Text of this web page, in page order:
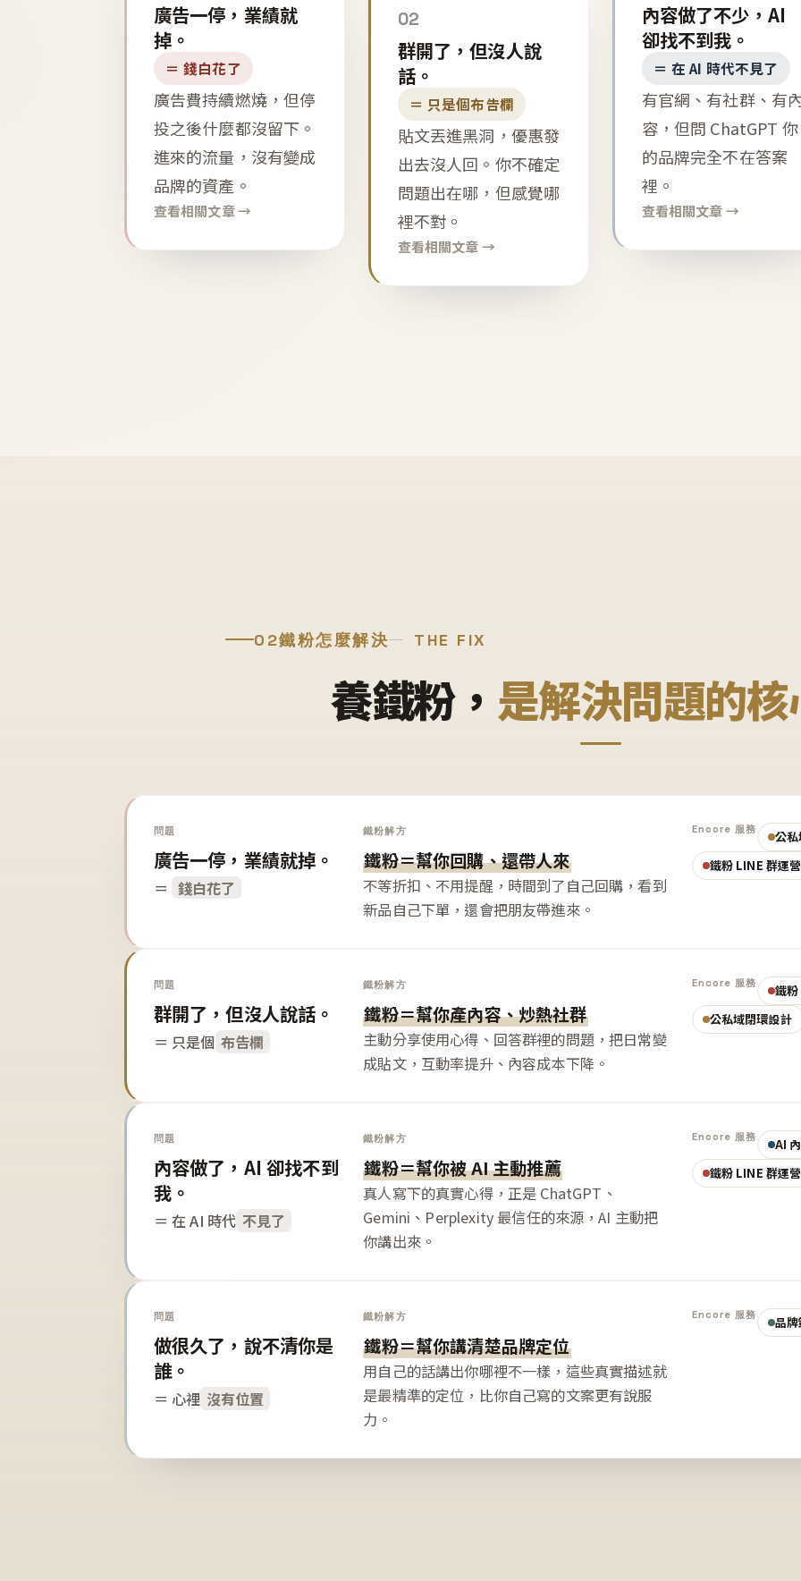
廣告一停，業績就
掉。
＝ 錢白花了
廣告費持續燃燒，但停
投之後什麼都沒留下。
進來的流量，沒有變成
品牌的資產。
查看相關文章 →
02
群開了，但沒人說
話。
＝ 只是個布告欄
貼文丟進黑洞，優惠發
出去沒人回。你不確定
問題出在哪，但感覺哪
裡不對。
查看相關文章 →
內容做了不少，AI
卻找不到我。
＝ 在 AI 時代不見了
有官網、有社群、有
容，但問 ChatGPT 你
的品牌完全不在答案
裡。
查看相關文章 →
02鐵粉怎麼解決 THE FIX
養鐵粉， 是解決問題的
問題
廣告一停，業績就掉。
＝ 錢白花了
鐵粉解方
鐵粉＝幫你回購、還帶人來
不等折扣、不用提醒，時間到了自己回購，看到
新品自己下單，還會把朋友帶進來。
Encore 服務
公
鐵粉 LINE 群運營
問題
群開了，但沒人說話。
＝ 只是個 布告欄
鐵粉解方
鐵粉＝幫你產內容、炒熱社群
主動分享使用心得、回答群裡的問題，把日常變
成貼文，互動率提升、內容成本下降。
Encore 服務
鐵
公私域閉環設計
問題
內容做了，AI 卻找不到
我。
＝ 在 AI 時代 不見了
鐵粉解方
鐵粉＝幫你被 AI 主動推薦
真人寫下的真實心得，正是 ChatGPT、
Gemini、Perplexity 最信任的來源，AI 主動把
你講出來。
Encore 服務
AI
鐵粉 LINE 群運營
問題
做很久了，說不清你是
誰。
＝ 心裡 沒有位置
鐵粉解方
鐵粉＝幫你講清楚品牌定位
用自己的話講出你哪裡不一樣，這些真實描述就
是最精準的定位，比你自己寫的文案更有說服
力。
Encore 服務 品